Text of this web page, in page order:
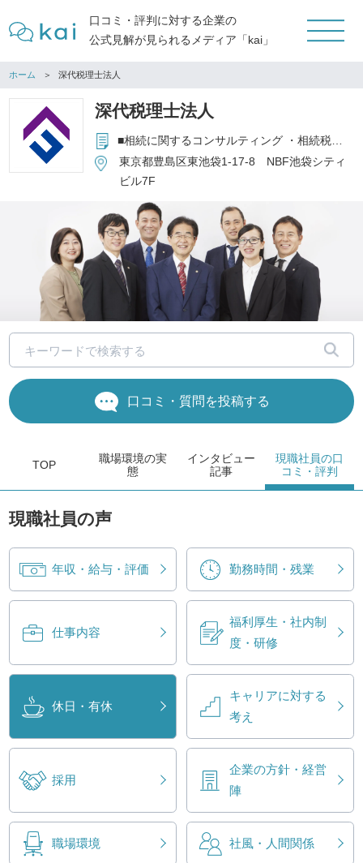
口コミ・評判に対する企業の
公式見解が見られるメディア「kai」
ホーム 深代税理士法人
深代税理士法人
■相続に関するコンサルティング ・相続税の申告・見直し還付 ・相続税のシミュレーション・遺言作成 ・不動産管理会社設立コンサルティング ・不動産の消費税還付サポート
東京都豊島区東池袋1-17-8 NBF池袋シティ
ビル7F
口コミ・質問を投稿する
TOP
職場環境の実
態
インタビュー
記事
現職社員の口
コミ・評判
現職社員の声
年収・給与・評価 勤務時間・残業
仕事内容
福利厚生・社内制
度・研修
休日・有休
キャリアに対する
考え
採用
企業の方針・経営
陣
職場環境 社風・人間関係